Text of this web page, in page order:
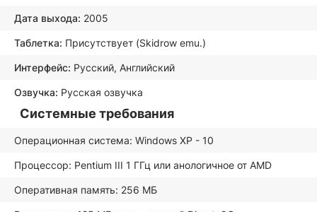
Дата выхода: 2005
Таблетка: Присутствует (Skidrow emu.)
Интерфейс: Русский, Английский
Озвучка: Русская озвучка
Системные требования
Операционная система: Windows XP - 10
Процессор: Pentium III 1 ГГц или анологичное от AMD
Оперативная память: 256 МБ